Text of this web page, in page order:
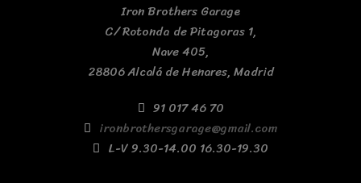
Iron Brothers Garage
C/ Rotonda de Pitagoras 1,
Nave 405,
28806 Alcalá de Henares, Madrid
91 017 46 70
ironbrothersgarage@gmail.com
L-V 9.30-14.00 16.30-19.30